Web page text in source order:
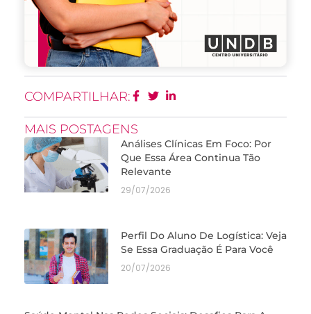
COMPARTILHAR:
MAIS POSTAGENS
Análises Clínicas Em Foco: Por
Que Essa Área Continua Tão
Relevante
29/07/2026
Perfil Do Aluno De Logística: Veja
Se Essa Graduação É Para Você
20/07/2026